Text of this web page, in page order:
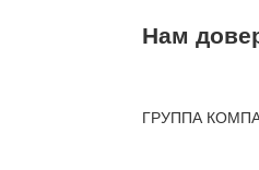
Нам
ГРУППА